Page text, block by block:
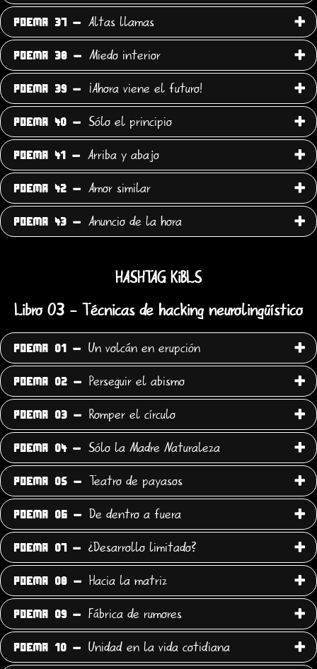
POEMA 37 - Altas llamas
POEMA 38 - Miedo interior
POEMA 39 - ¡Ahora viene el futuro!
POEMA 40 - Sólo el principio
POEMA 41 - Arriba y abajo
POEMA 42 - Amor similar
POEMA 43 - Anuncio de la hora
HASHTAG KiBLS
Libro 03 - Técnicas de hacking neurolingüístico
POEMA 01 - Un volcán en erupción
POEMA 02 - Perseguir el abismo
POEMA 03 - Romper el círculo
POEMA 04 - Sólo la Madre Naturaleza
POEMA 05 - Teatro de payasos
POEMA 06 - De dentro a fuera
POEMA 07 - ¿Desarrollo limitado?
POEMA 08 - Hacia la matriz
POEMA 09 - Fábrica de rumores
POEMA 10 - Unidad en la vida cotidiana